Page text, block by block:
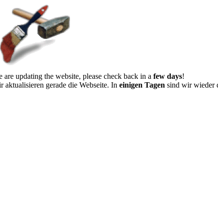
are updating the website, please check back in a few days!
aktualisieren gerade die Webseite. In einigen Tagen sind wir wieder